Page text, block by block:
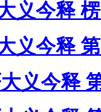
义今释
义今释
义今释